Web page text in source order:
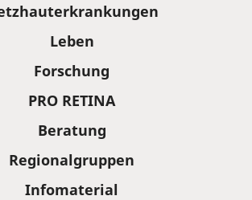
Leben
Forschung
PRO RETINA
Beratung
Regionalgruppen
Infomaterial